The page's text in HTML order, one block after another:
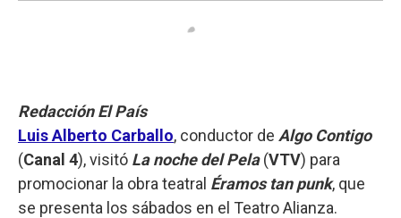
Redacción El País
Luis Alberto Carballo, conductor de Algo Contigo
(Canal 4), visitó La noche del Pela(VTV) para
promocionar la obra teatral Éramos tan punk, que
se presenta los sábados en el Teatro Alianza.